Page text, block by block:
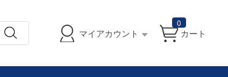
マイアカウント
0
カート